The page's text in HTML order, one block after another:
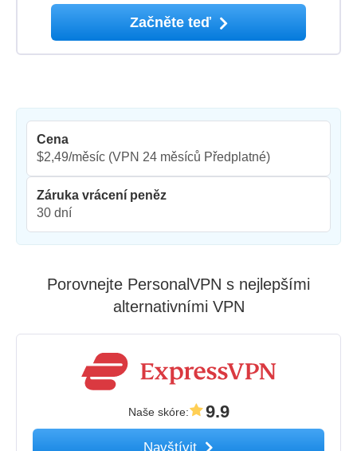
Začněte teď
Cena
$2,49/měsíc (VPN 24 měsíců Předplatné)
Záruka vrácení peněz
30 dní
Porovnejte PersonalVPN s nejlepšími
alternativními VPN
Naše skóre: 9.9
Navštívit